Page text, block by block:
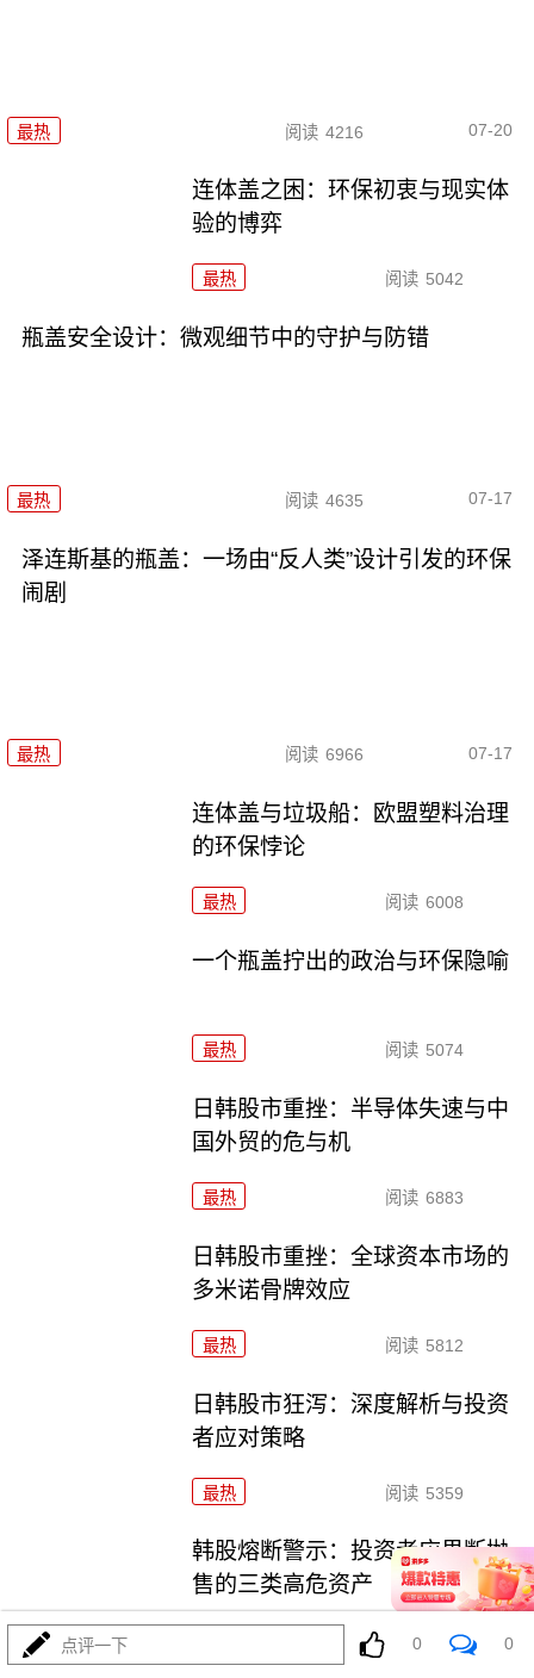
最热 阅读 4216 07-20
连体盖之困：环保初衷与现实体
验的博弈
最热 阅读 5042
瓶盖安全设计：微观细节中的守护与防错
最热 阅读 4635 07-17
泽连斯基的瓶盖：一场由“反人类”设计引发的环保
闹剧
最热 阅读 6966 07-17
连体盖与垃圾船：欧盟塑料治理
的环保悖论
最热 阅读 6008
一个瓶盖拧出的政治与环保隐喻
最热 阅读 5074
日韩股市重挫：半导体失速与中
国外贸的危与机
最热 阅读 6883
日韩股市重挫：全球资本市场的
多米诺骨牌效应
最热 阅读 5812
日韩股市狂泻：深度解析与投资
者应对策略
最热 阅读 5359
韩股熔断警示：投资者应果断抛
售的三类高危资产
阅读 3838
点评一下 0 0